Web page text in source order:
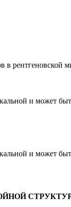
рентгеновской
и может
и может